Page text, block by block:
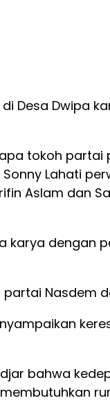
Desa Dwipa
tokoh
Lahati
Aslam dan
karya dengan
Nasdem
bahwa